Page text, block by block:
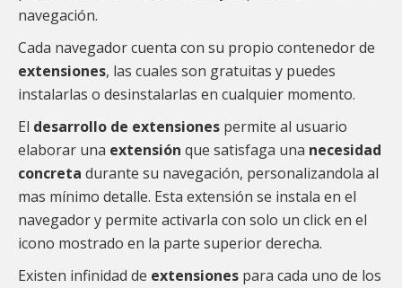
navegación.
Cada navegador cuenta con su propio contenedor de
extensiones, las cuales son gratuitas y puedes
instalarlas o desinstalarlas en cualquier momento.
El desarrollo de extensiones permite al usuario
elaborar una extensión que satisfaga una necesidad
concreta durante su navegación, personalizandola al
mas mínimo detalle. Esta extensión se instala en el
navegador y permite activarla con solo un click en el
icono mostrado en la parte superior derecha.
Existen infinidad de extensiones para cada uno de los